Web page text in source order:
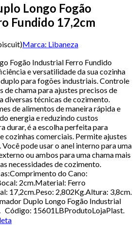
Longo Fogão
Fundido 17,2cm
)Marca: Libaneza
Fogão Industrial Ferro Fundido
e versatilidade da sua cozinha
para fogões industriais. Controle
de chama para ajustes precisos de
diversas técnicas de cozimento.
de alimentos de maneira rápida e
energia e reduzindo custos
durar, é a escolha perfeita para
cozinhas comerciais. Permite ajustes
pode usar o anel interno para uma
ou ambos para uma chama mais
necessidades de cozimento.
do Cano:
2cm.Material: Ferro
17,2cm.Peso: 2,802Kg.Altura: 3,8cm.
Duplo Longo Fogão Industrial
Código: 15601LBProdutoLojaPlast.